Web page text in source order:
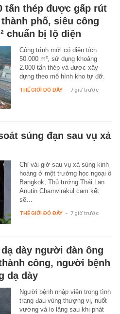
tấn thép được gấp rút
phố, siêu công
chuẩn bị lộ diện
Công trình mới có diện tích
50.000 m², sử dụng khoảng
2.000 tấn thép và được xây
dựng theo mô hình kho tự đỡ.
THẾ GIỚI ĐÓ ĐÂY - 7 giờ trước
súng đạn sau vụ xả
Chỉ vài giờ sau vụ xả súng kinh
hoàng ở một trường học ngoại ô
Bangkok, Thủ tướng Thái Lan
Anutin Charnvirakul cam kết
sẽ…
THẾ GIỚI ĐÓ ĐÂY - 7 giờ trước
dày người đàn ông
công, người bệnh
dạ dày
Người bệnh nhập viện trong tình
trạng đau vùng thượng vị, nuốt
vướng và lo lắng sau khi phát